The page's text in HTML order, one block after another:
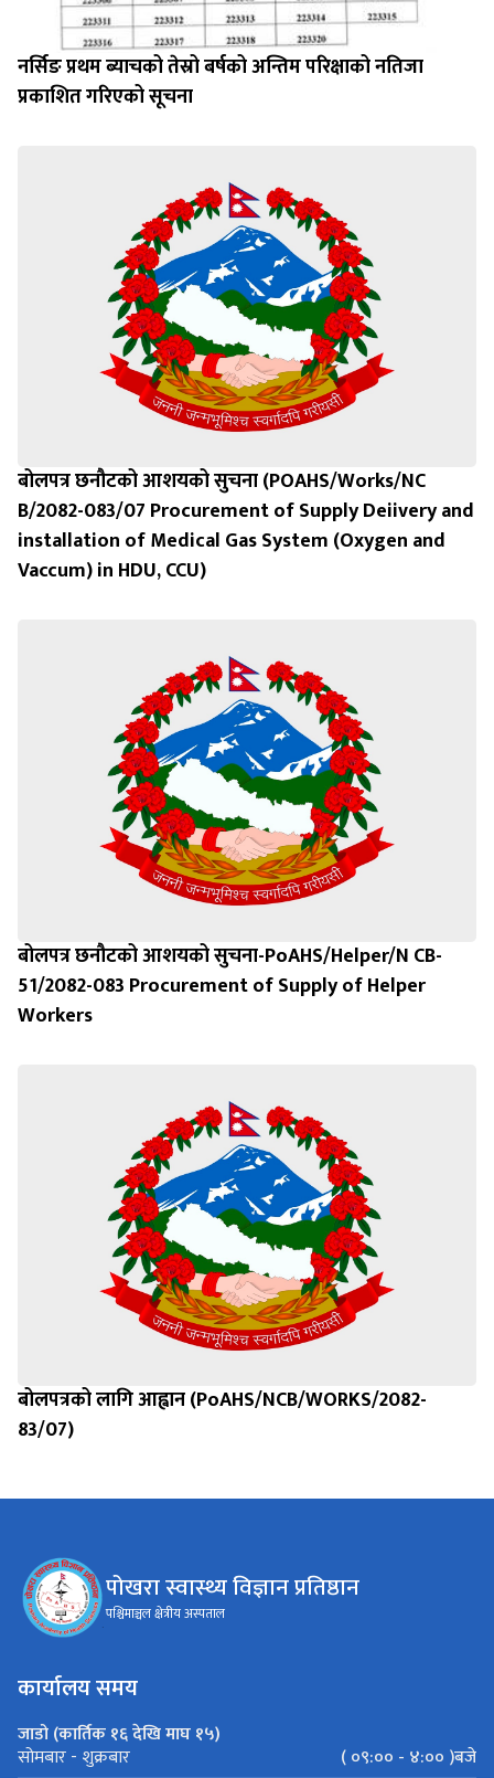
नर्सिङ प्रथम ब्याचको तेस्रो बर्षको अन्तिम परिक्षाको नतिजा
प्रकाशित गरिएको सूचना
बोलपत्र छनौटको आशयको सुचना (POAHS/Works/NC
B/2082-083/07 Procurement of Supply Deiivery and
installation of Medical Gas System (Oxygen and
Vaccum) in HDU, CCU)
बोलपत्र छनौटको आशयको सुचना-PoAHS/Helper/N CB-
51/2082-083 Procurement of Supply of Helper
Workers
बोलपत्रको लागि आह्वान (PoAHS/NCB/WORKS/2082-
83/07)
पोखरा स्वास्थ्य विज्ञान प्रतिष्ठान
पश्चिमाञ्चल क्षेत्रीय अस्पताल
कार्यालय समय
जाडो (कार्तिक १६ देखि माघ १५)
सोमबार - शुक्रबार
( ०९:०० - ४:०० )बजे